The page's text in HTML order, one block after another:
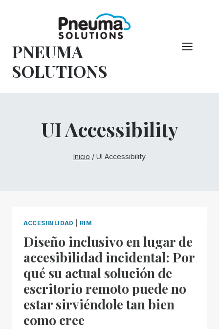
PNEUMA
SOLUTIONS
UI Accessibility
Inicio / UI Accessibility
ACCESIBILIDAD RIM
Diseño inclusivo en lugar de
accesibilidad incidental: Por
qué su actual solución de
escritorio remoto puede no
estar sirviéndole tan bien
como cree